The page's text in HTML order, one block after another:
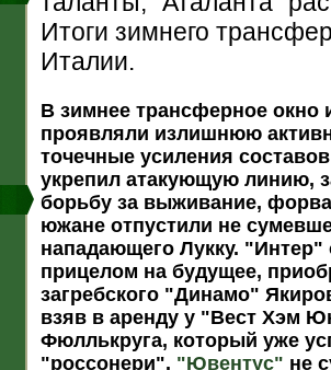
Итоги зимнего
Италии.
В зимнее трансферное окно
проявляли излишнюю
точечные усиления
укрепил атакующую линию,
борьбу за выживание,
южане отпустили не
нападающего Лукку.
прицелом на будущее,
загребского "Динамо"
взяв в аренду у "Вест Хэм
Фюллькруга, который уже
"россонери". "Ювентус" не